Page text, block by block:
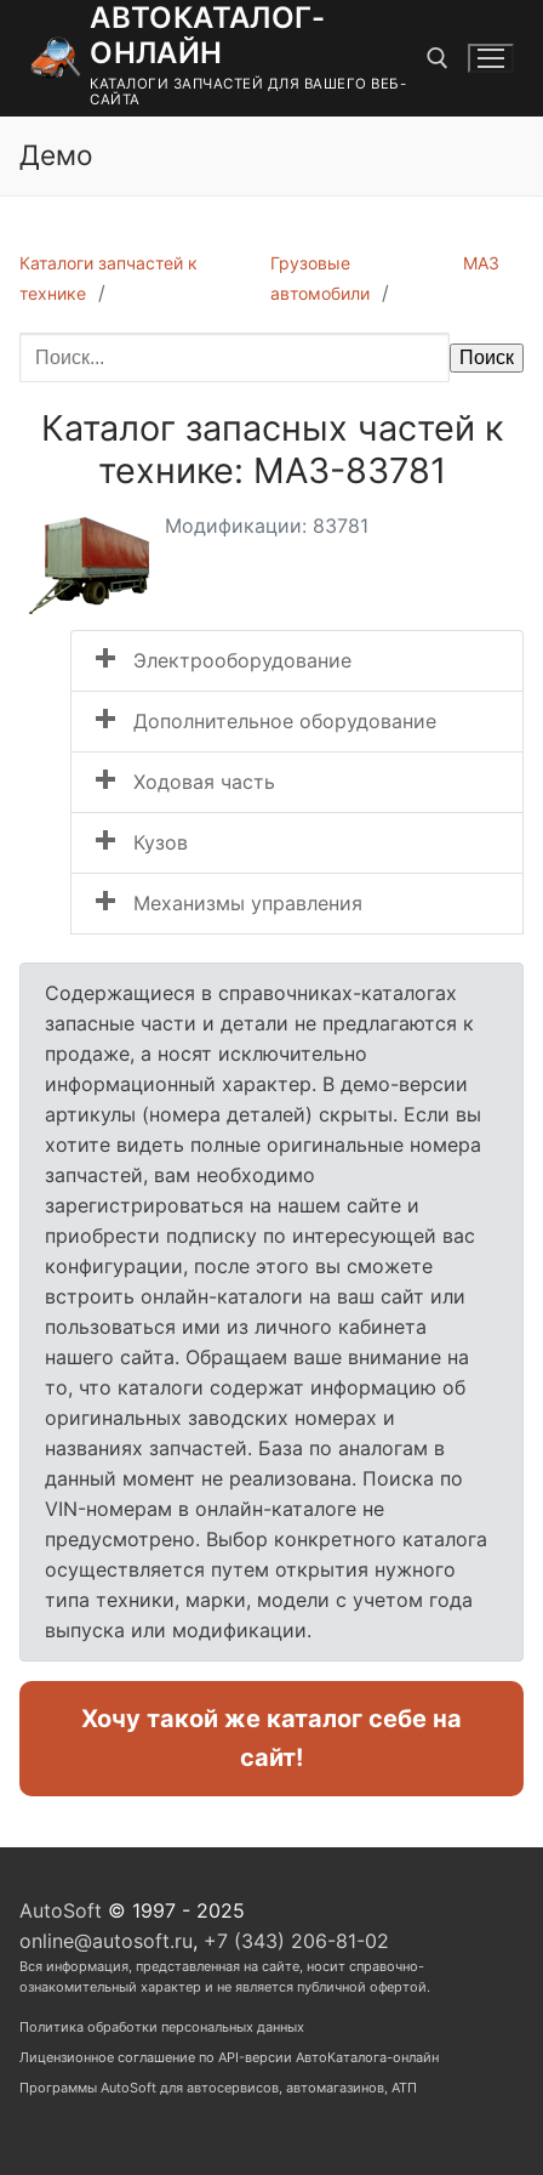
содержимому
АВТОКАТАЛОГ-
ОНЛАЙН
КАТАЛОГИ ЗАПЧАСТЕЙ ДЛЯ ВАШЕГО ВЕБ-
САЙТА
Демо
Каталоги запчастей к
технике
Грузовые
автомобили
МАЗ
Поиск
Каталог запасных частей к
технике: МАЗ-83781
Модификации: 83781
Электрооборудование
Дополнительное оборудование
Ходовая часть
Кузов
Механизмы управления
Содержащиеся в справочниках-каталогах
запасные части и детали не предлагаются к
продаже, а носят исключительно
информационный характер. В демо-версии
артикулы (номера деталей) скрыты. Если вы
хотите видеть полные оригинальные номера
запчастей, вам необходимо
зарегистрироваться на нашем сайте и
приобрести подписку по интересующей вас
конфигурации, после этого вы сможете
встроить онлайн-каталоги на ваш сайт или
пользоваться ими из личного кабинета
нашего сайта. Обращаем ваше внимание на
то, что каталоги содержат информацию об
оригинальных заводских номерах и
названиях запчастей. База по аналогам в
данный момент не реализована. Поиска по
VIN-номерам в онлайн-каталоге не
предусмотрено. Выбор конкретного каталога
осуществляется путем открытия нужного
типа техники, марки, модели с учетом года
выпуска или модификации.
Хочу такой же каталог себе на
сайт!
AutoSoft © 1997 - 2025
online@autosoft.ru, +7 (343) 206-81-02
Вся информация, представленная на сайте, носит справочно-
ознакомительный характер и не является публичной офертой.
Политика обработки персональных данных
Лицензионное соглашение по API-версии АвтоКаталога-онлайн
Программы AutoSoft для автосервисов, автомагазинов, АТП